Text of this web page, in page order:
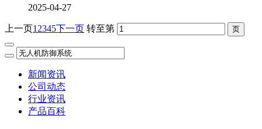
2025-04-27
上一页1 2345下一页 转至第
新闻资讯
公司动态
行业资讯
产品百科